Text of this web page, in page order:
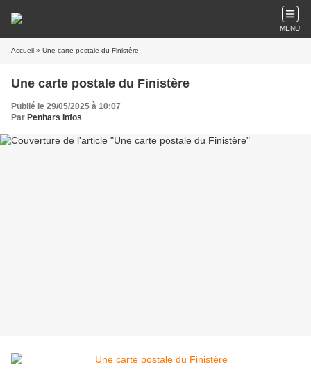
MENU
Accueil » Une carte postale du Finistère
Une carte postale du Finistère
Publié le 29/05/2025 à 10:07
Par Penhars Infos